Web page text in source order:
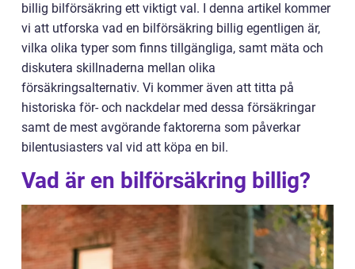
billig bilförsäkring ett viktigt val. I denna artikel kommer
vi att utforska vad en bilförsäkring billig egentligen är,
vilka olika typer som finns tillgängliga, samt mäta och
diskutera skillnaderna mellan olika
försäkringsalternativ. Vi kommer även att titta på
historiska för- och nackdelar med dessa försäkringar
samt de mest avgörande faktorerna som påverkar
bilentusiasters val vid att köpa en bil.
Vad är en bilförsäkring billig?